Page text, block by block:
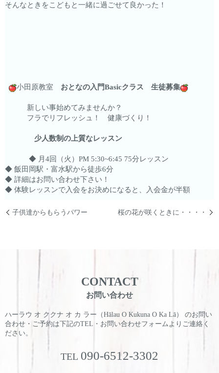
そんなときをこどもと一緒に過ごせて良かった！
小田原教室 おとなの入門Basicクラス 生徒募集
新しい事始めてみませんか？
フラでリフレッシュ！ 健康づくり！
少人数制の上質なレッスン
◆ 月4回（火）PM 5:30~6:45 75分レッスン
◆ 飯田岡駅・富水駅から徒歩6分
◆ 詳細はお問い合わせ下さい！
◆ 体験レッスンで入会をお決めになると、入会金が半額
子供達からもらうパワー 桜の花が咲くときに・・・・
CONTACT
お問い合わせ
ハーラウ オ ククナ オ カ ラー（Hālau O Kukuna O Ka Lā） のお問い
合わせ・ご予約は下記のTEL・お問い合わせフォームよりご連絡く
ださい。
TEL 090-6512-3302